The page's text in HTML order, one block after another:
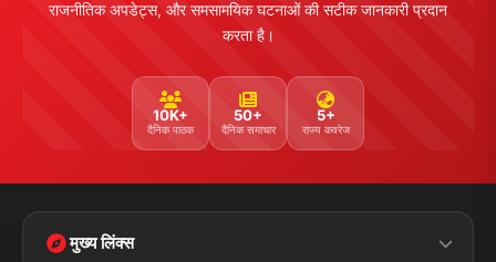
राजनीतिक अपडेट्स, और समसामयिक घटनाओं की सटीक जानकारी प्रदान
करता है।
10K+
दैनिक पाठक
50+
दैनिक समाचार
5+
राज्य कवरेज
मुख्य लिंक्स